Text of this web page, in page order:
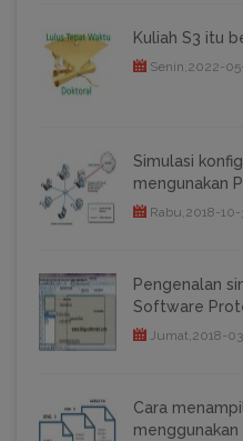
Kuliah S3 itu
Senin,2022-
Simulasi
mengunakan
Rabu,2018-10-
Pengenalan
Software
Jumat,2018-
Cara